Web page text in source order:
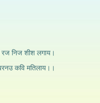
रज निज शीश लगाय।
कवि मतिलाय।।